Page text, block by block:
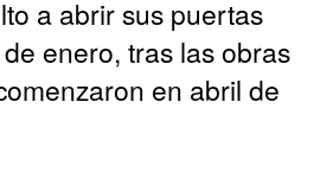
a abrir sus puertas
enero, tras las obras
en abril de